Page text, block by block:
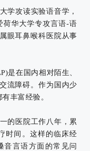
学攻读实验语音学，
荷华大学专攻言语-语
眼耳鼻喉科医院从事
是在国内相对陌生、
流障碍。作为国内少
丰富经验。
的医院工作八年，累
时间。这样的临床经
音言语方面的常见问